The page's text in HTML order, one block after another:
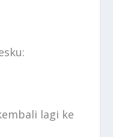
lagi ke